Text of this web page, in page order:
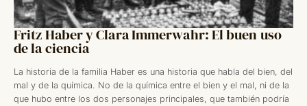
Fritz Haber y Clara Immerwahr: El buen uso
de la ciencia
La historia de la familia Haber es una historia que habla del bien, del
mal y de la química. No de la química entre el bien y el mal, ni de la
que hubo entre los dos personajes principales, que también podría